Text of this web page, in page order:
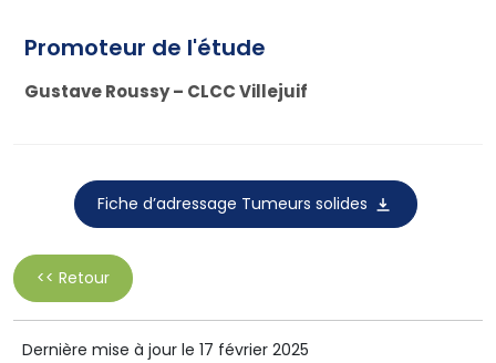
Promoteur de l'étude
Gustave Roussy – CLCC Villejuif
Fiche d’adressage Tumeurs solides
<< Retour
Dernière mise à jour le 17 février 2025